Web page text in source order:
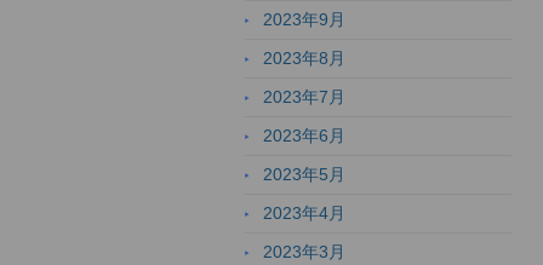
2023年9月
2023年8月
2023年7月
2023年6月
2023年5月
2023年4月
2023年3月